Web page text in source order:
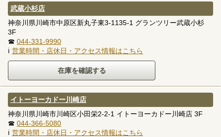
武蔵小杉店
神奈川県川崎市中原区新丸子東3-1135-1 グランツリー武蔵小杉
3F
☎ 044-331-9990
ℹ 営業時間・店休日・アクセス情報はこちら
イトーヨーカドー川崎店
神奈川県川崎市川崎区小田栄2-2-1 イトーヨーカドー川崎店 3F
☎ 044-366-5080
ℹ 営業時間・店休日・アクセス情報はこちら